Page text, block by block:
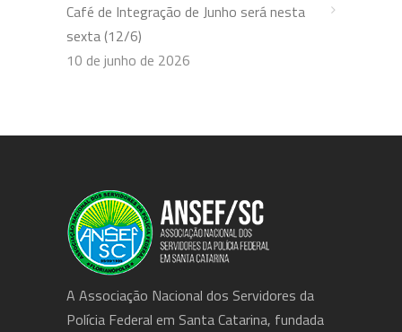
Café de Integração de Junho será nesta
sexta (12/6)
10 de junho de 2026
A Associação Nacional dos Servidores da
Polícia Federal em Santa Catarina, fundada